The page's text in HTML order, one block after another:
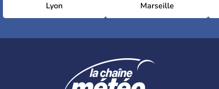
Lyon Marseille